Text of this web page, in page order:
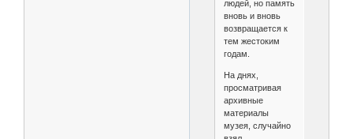
людей, но память
вновь и вновь
возвращается к
тем жестоким
годам.
На днях,
просматривая
архивные
материалы
музея, случайно